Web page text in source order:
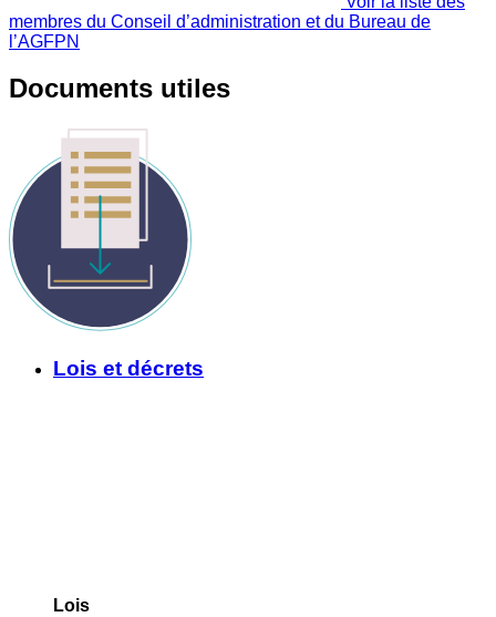
membres du Conseil d’administration et du Bureau de
l’AGFPN
Documents utiles
Lois et décrets
Lois